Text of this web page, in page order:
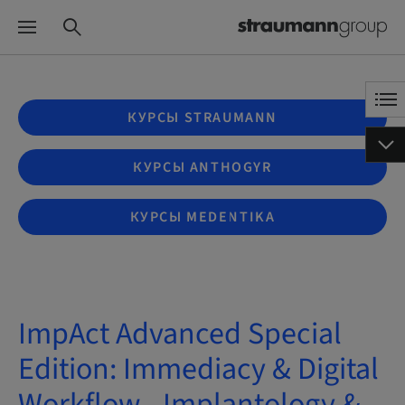
КУРСЫ STRAUMANN
КУРСЫ ANTHOGYR
КУРСЫ MEDENTIKA
ImpAct Advanced Special
Edition: Immediacy & Digital